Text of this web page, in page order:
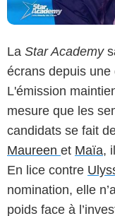
La Star Academy
écrans depuis
L'émission
mesure que les
candidats se fait
Maureen et Maïa,
En lice contre
nomination, elle
poids face à